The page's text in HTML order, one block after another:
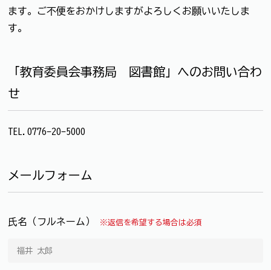
ます。ご不便をおかけしますがよろしくお願いいたしま
す。
「教育委員会事務局 図書館」へのお問い合わ
せ
TEL.0776-20-5000
メールフォーム
氏名（フルネーム） ※返信を希望する場合は必須